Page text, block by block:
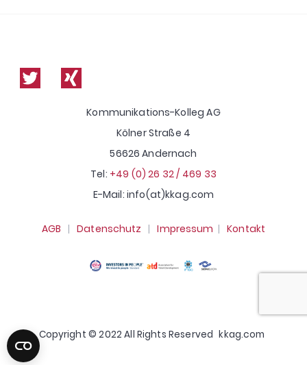
Kommunikations-Kolleg AG
Kölner Straße 4
56626 Andernach
Tel: +49 (0) 26 32 / 469 33
E-Mail: info(at)kkag.com
AGB |Datenschutz |Impressum |Kontakt
Copyright © 2022 All Rights Reserved kkag.com